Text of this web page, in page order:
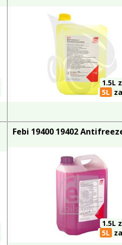
1.5L
5L
Febi 19400 19402
1.5L
5L